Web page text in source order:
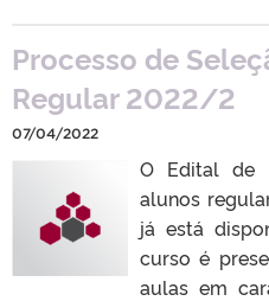
Processo de
Regular 2022/2
07/04/2022
O Edital de
alunos
já está
curso é
aulas em